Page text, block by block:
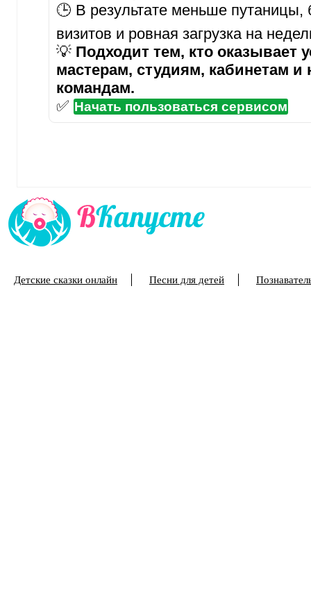
🕒 В результате меньше
визитов и ровная загрузка на
💡 Подходит тем, кто оказывает
мастерам, студиям, кабинетам
командам.
✅ Начать пользоваться сервисом
Детские сказки онлайн Песни для детей